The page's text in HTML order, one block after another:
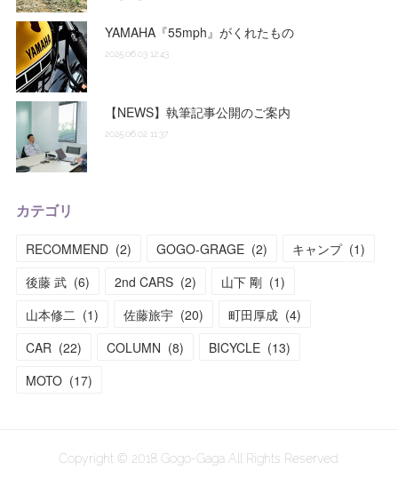
YAMAHA『55mph』がくれたもの
2025.06.03 12:43
【NEWS】執筆記事公開のご案内
2025.06.02 11:37
カテゴリ
RECOMMEND (2) GOGO-GRAGE (2) キャンプ (1)
後藤 武 (6) 2nd CARS (2) 山下 剛 (1)
山本修二 (1) 佐藤旅宇 (20) 町田厚成 (4)
CAR (22) COLUMN (8) BICYCLE (13)
MOTO (17)
Copyright © 2018 Gogo-Gaga All Rights Reserved.